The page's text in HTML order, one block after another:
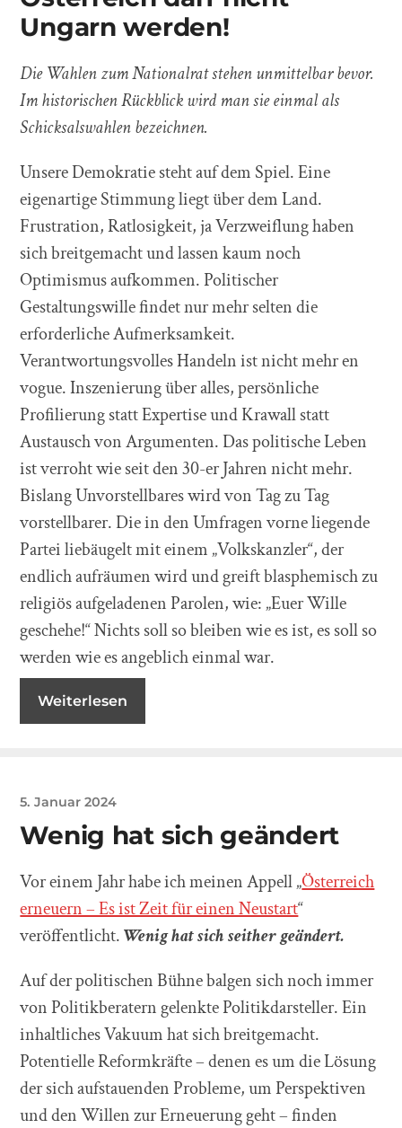
Ungarn werden!
Die Wahlen zum Nationalrat stehen unmittelbar bevor.
Im historischen Rückblick wird man sie einmal als
Schicksalswahlen bezeichnen.
Unsere Demokratie steht auf dem Spiel. Eine
eigenartige Stimmung liegt über dem Land.
Frustration, Ratlosigkeit, ja Verzweiflung haben
sich breitgemacht und lassen kaum noch
Optimismus aufkommen. Politischer
Gestaltungswille findet nur mehr selten die
erforderliche Aufmerksamkeit.
Verantwortungsvolles Handeln ist nicht mehr en
vogue. Inszenierung über alles, persönliche
Profilierung statt Expertise und Krawall statt
Austausch von Argumenten. Das politische Leben
ist verroht wie seit den 30-er Jahren nicht mehr.
Bislang Unvorstellbares wird von Tag zu Tag
vorstellbarer. Die in den Umfragen vorne liegende
Partei liebäugelt mit einem „Volkskanzler“, der
endlich aufräumen wird und greift blasphemisch zu
religiös aufgeladenen Parolen, wie: „Euer Wille
geschehe!“ Nichts soll so bleiben wie es ist, es soll so
werden wie es angeblich einmal war.
Weiterlesen
5. Januar 2024
Wenig hat sich geändert
Vor einem Jahr habe ich meinen Appell „Österreich
erneuern – Es ist Zeit für einen Neustart“
veröffentlicht.Wenig hat sich seither geändert.
Auf der politischen Bühne balgen sich noch immer
von Politikberatern gelenkte Politikdarsteller. Ein
inhaltliches Vakuum hat sich breitgemacht.
Potentielle Reformkräfte – denen es um die Lösung
der sich aufstauenden Probleme, um Perspektiven
und den Willen zur Erneuerung geht – finden